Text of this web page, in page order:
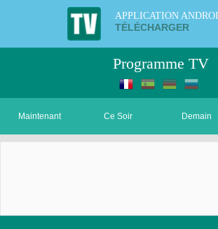
APPLICATION
TÉLÉCHARGER
Programme TV
Maintenant Ce Soir Demain